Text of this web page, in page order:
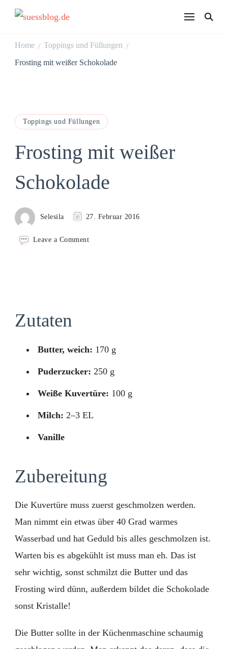
Home / Toppings und Füllungen /
Frosting mit weißer Schokolade
Toppings und Füllungen
Frosting mit weißer
Schokolade
Selesila 27. Februar 2016
Leave a Commenton
Zutaten
Butter, weich: 170 g
Puderzucker: 250 g
Weiße Kuvertüre: 100 g
Milch: 2–3 EL
Vanille
Zubereitung
Die Kuvertüre muss zuerst geschmolzen werden.
Man nimmt ein etwas über 40 Grad warmes
Wasserbad und hat Geduld bis alles geschmolzen ist.
Warten bis es abgekühlt ist muss man eh. Das ist
sehr wichtig, sonst schmilzt die Butter und das
Frosting wird dünn, außerdem bildet die Schokolade
sonst Kristalle!
Die Butter sollte in der Küchenmaschine schaumig